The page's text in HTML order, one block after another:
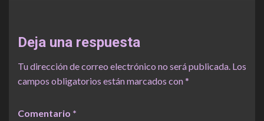
Deja una respuesta
Tu dirección de correo electrónico no será publicada. Los
campos obligatorios están marcados con*
Comentario *